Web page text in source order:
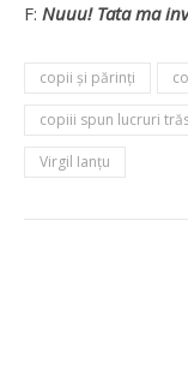
F: Nuuu! Tata ma
copii şi părinţi
copiii spun lucruri
Virgil Ianțu